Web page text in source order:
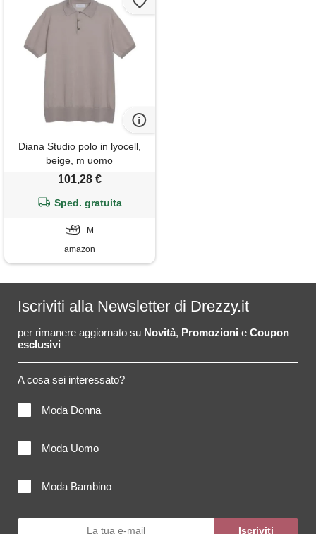
Diana Studio polo in lyocell,
beige, m uomo
101,28 €
Sped. gratuita
M
amazon
Iscriviti alla Newsletter di Drezzy.it
per rimanere aggiornato su Novità, Promozioni e Coupon
esclusivi
A cosa sei interessato?
Moda Donna
Moda Uomo
Moda Bambino